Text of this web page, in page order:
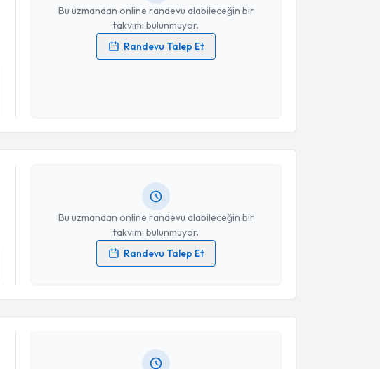
Bu uzmandan online randevu alabileceğin bir
takvimi bulunmuyor.
Randevu Talep Et
Kişisel verilerimin işlenmesine ilişkinAydınlatma Metni
Takvim Talebini Gönder
Bu uzmandan online randevu alabileceğin bir
takvimi bulunmuyor.
Randevu Talep Et
Kişisel verilerimin işlenmesine ilişkinAydınlatma Metni
Randevu Takvimi Talebi